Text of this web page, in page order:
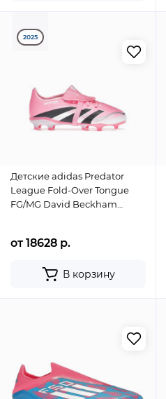
2025
Детские adidas Predator
League Fold-Over Tongue
FG/MG David Beckham
от 18628 р.
В корзину